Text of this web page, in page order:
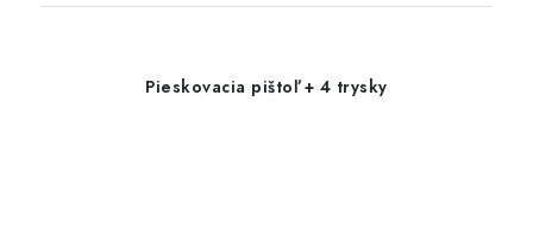
Pieskovacia pištoľ + 4 trysky